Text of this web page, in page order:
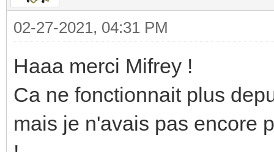
02-27-2021, 04:31 PM
Haaa merci Mifrey !
Ca ne fonctionnait plus
mais je n'avais pas encore